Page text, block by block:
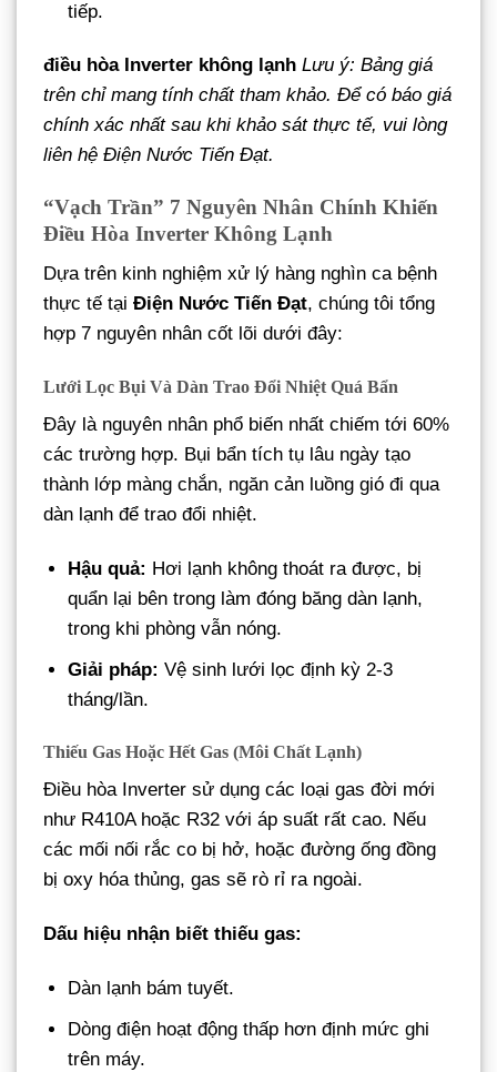
tiếp.
điều hòa Inverter không lạnh Lưu ý: Bảng giá
trên chỉ mang tính chất tham khảo. Để có báo giá
chính xác nhất sau khi khảo sát thực tế, vui lòng
liên hệ Điện Nước Tiến Đạt.
“Vạch Trần” 7 Nguyên Nhân Chính Khiến
Điều Hòa Inverter Không Lạnh
Dựa trên kinh nghiệm xử lý hàng nghìn ca bệnh
thực tế tại Điện Nước Tiến Đạt, chúng tôi tổng
hợp 7 nguyên nhân cốt lõi dưới đây:
Lưới Lọc Bụi Và Dàn Trao Đổi Nhiệt Quá Bẩn
Đây là nguyên nhân phổ biến nhất chiếm tới 60%
các trường hợp. Bụi bẩn tích tụ lâu ngày tạo
thành lớp màng chắn, ngăn cản luồng gió đi qua
dàn lạnh để trao đổi nhiệt.
Hậu quả: Hơi lạnh không thoát ra được, bị
quẩn lại bên trong làm đóng băng dàn lạnh,
trong khi phòng vẫn nóng.
Giải pháp: Vệ sinh lưới lọc định kỳ 2-3
tháng/lần.
Thiếu Gas Hoặc Hết Gas (Môi Chất Lạnh)
Điều hòa Inverter sử dụng các loại gas đời mới
như R410A hoặc R32 với áp suất rất cao. Nếu
các mối nối rắc co bị hở, hoặc đường ống đồng
bị oxy hóa thủng, gas sẽ rò rỉ ra ngoài.
Dấu hiệu nhận biết thiếu gas:
Dàn lạnh bám tuyết.
Dòng điện hoạt động thấp hơn định mức ghi
trên máy.